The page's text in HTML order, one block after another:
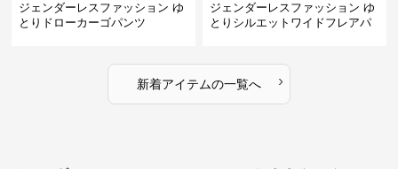
ジェンダーレスファッション ゆ
とりドローカーゴパンツ
ジェンダーレスファッション ゆ
とりシルエットワイドフレアパ
新着アイテムの一覧へ ›